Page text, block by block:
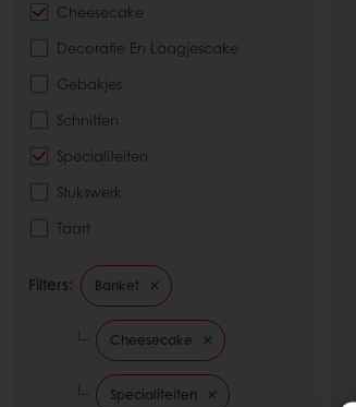
Cheesecake
Decoratie En Laagjescake
Gebakjes
Schnitten
Specialiteiten
Stukswerk
Taart
Filters: Banket
Cheesecake
Specialiteiten